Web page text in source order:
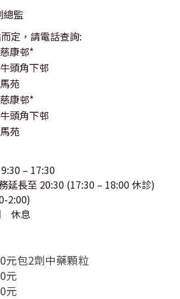
總監
定，請電話查詢:
康邨*
頭角下邨
苑
康邨*
頭角下邨
苑
– 17:30
延長至 20:30 (17:30 – 18:00 休診)
2:00)
休息
包2劑中藥顆粒
元
元